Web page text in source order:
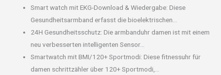
Smart watch mit EKG-Download & Wiedergabe: Diese
Gesundheitsarmband erfasst die bioelektrischen...
24H Gesundheitsschutz: Die armbanduhr damen ist mit einem
neu verbesserten intelligenten Sensor...
Smartwatch mit BMI/120+ Sportmodi: Diese fitnessuhr für
damen schrittzähler über 120+ Sportmodi,...